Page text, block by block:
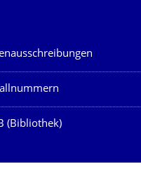
(Bibliothek)